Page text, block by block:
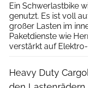
Ein Schwerlastbike
genutzt. Es ist voll
großer Lasten im
Paketdienste wie
verstärkt auf
Heavy Duty